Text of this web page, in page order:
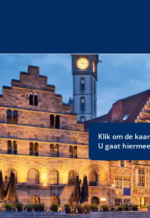
Klik om de
U gaat